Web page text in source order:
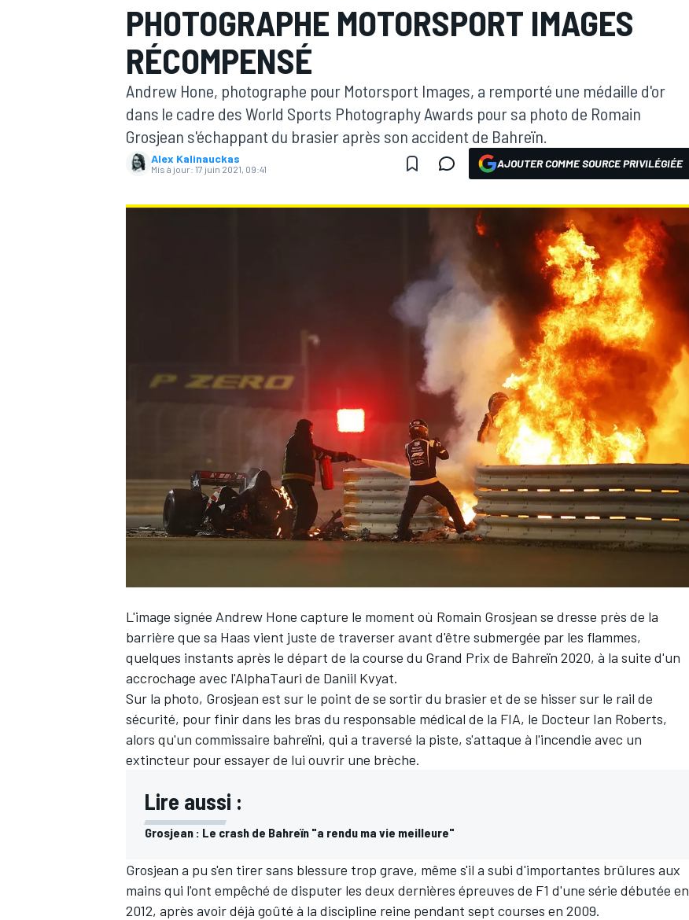
MOTOGP
WEC
PHOTOGRAPHE MOTORSPORT IMAGES
RÉCOMPENSÉ
Andrew Hone, photographe pour Motorsport Images, a remporté une médaille d'or
dans le cadre des World Sports Photography Awards pour sa photo de Romain
Grosjean s'échappant du brasier après son accident de Bahreïn.
Alex Kalinauckas
Mis à jour: 17 juin 2021, 09:41 AJOUTER COMME SOURCE PRIVILÉGIÉE
L'image signée Andrew Hone capture le moment où Romain Grosjean se dresse près de la
barrière que sa Haas vient juste de traverser avant d'être submergée par les flammes,
quelques instants après le départ de la course du Grand Prix de Bahreïn 2020, à la suite d'un
accrochage avec l'AlphaTauri de Daniil Kvyat.
Sur la photo, Grosjean est sur le point de se sortir du brasier et de se hisser sur le rail de
sécurité, pour finir dans les bras du responsable médical de la FIA, le Docteur Ian Roberts,
alors qu'un commissaire bahreïni, qui a traversé la piste, s'attaque à l'incendie avec un
extincteur pour essayer de lui ouvrir une brèche.
Lire aussi :
Grosjean : Le crash de Bahreïn "a rendu ma vie meilleure"
Grosjean a pu s'en tirer sans blessure trop grave, même s'il a subi d'importantes brûlures aux
mains qui l'ont empêché de disputer les deux dernières épreuves de F1 d'une série débutée en
2012, après avoir déjà goûté à la discipline reine pendant sept courses en 2009.